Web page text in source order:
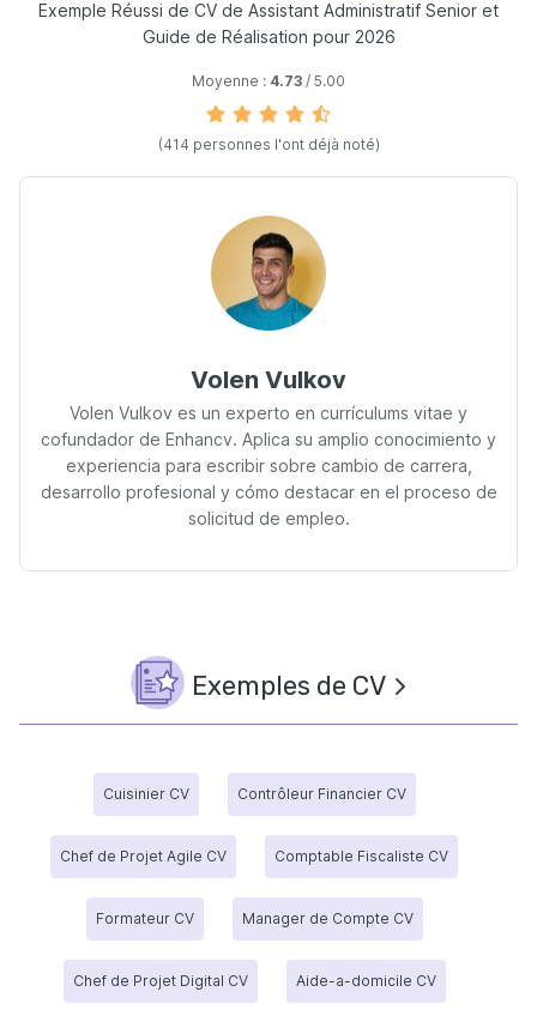
Exemple Réussi de CV de Assistant Administratif Senior et
Guide de Réalisation pour 2026
Moyenne : 4.73 / 5.00
(414 personnes l'ont déjà noté)
Volen Vulkov
Volen Vulkov es un experto en currículums vitae y
cofundador de Enhancv. Aplica su amplio conocimiento y
experiencia para escribir sobre cambio de carrera,
desarrollo profesional y cómo destacar en el proceso de
solicitud de empleo.
Exemples de CV
Cuisinier CV Contrôleur Financier CV
Chef de Projet Agile CV Comptable Fiscaliste CV
Formateur CV Manager de Compte CV
Chef de Projet Digital CV Aide-a-domicile CV